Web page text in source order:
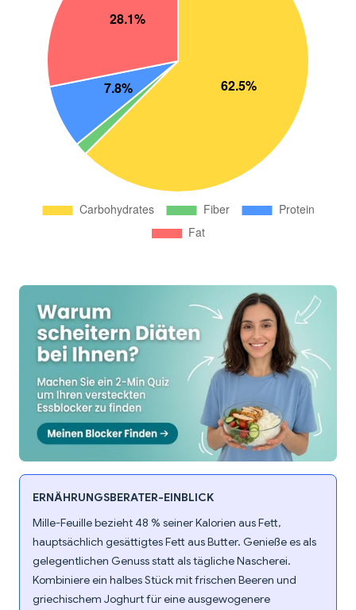
ERNÄHRUNGSBERATER-EINBLICK
Mille-Feuille bezieht 48 % seiner Kalorien aus Fett,
hauptsächlich gesättigtes Fett aus Butter. Genieße es als
gelegentlichen Genuss statt als tägliche Nascherei.
Kombiniere ein halbes Stück mit frischen Beeren und
griechischem Joghurt für eine ausgewogenere